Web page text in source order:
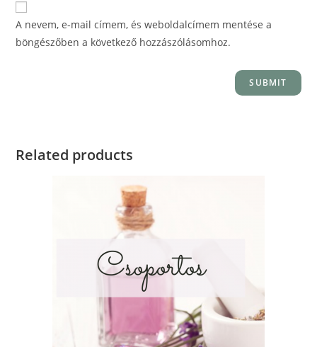
A nevem, e-mail címem, és weboldalcímem mentése a
böngészőben a következő hozzászólásomhoz.
Related products